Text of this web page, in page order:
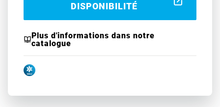
DISPONIBILITÉ
Plus d'informations dans notre
catalogue